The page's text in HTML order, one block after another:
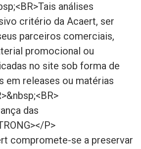
análises
critério da Acaert, ser
parceiros comerciais,
promocional ou
no site sob forma de
em releases ou matérias
das
P>
compromete-se a preservar